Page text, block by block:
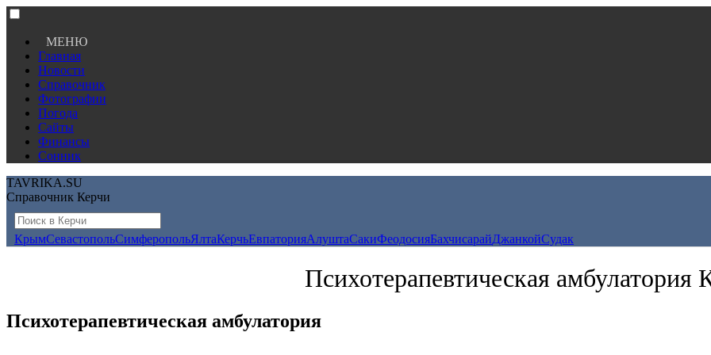
МЕНЮ
Главная
Новости
Справочник
Фотографии
Погода
Сайты
Финансы
Сонник
TAVRIKA.SU
Справочник Керчи
КрымСевастопольСимферопольЯлтаКерчьЕвпаторияАлуштаСакиФеодосияБахчисарайДжанкойСудак
Психотерапевтическая амбулатория
Психотерапевтическая амбулатория